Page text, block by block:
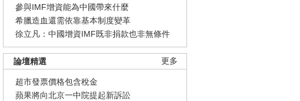
參與IMF增資能為中國帶來什麼
希臘造血還需依靠基本制度變革
徐立凡：中國增資IMF既非捐款也非無條件
更多
論壇精選
超市發票價格包含稅金
蘋果將向北京一中院提起新訴訟